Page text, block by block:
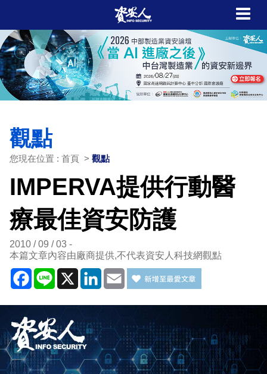
觀點
您現在位置 : 首頁 > 觀點
IMPERVA提供行動醫
療最佳資安防護
2010 / 09 / 03
本篇文章內容由廠商提供,不代表資安人科技網觀點
Facebook
Line X LinkedIn
Email